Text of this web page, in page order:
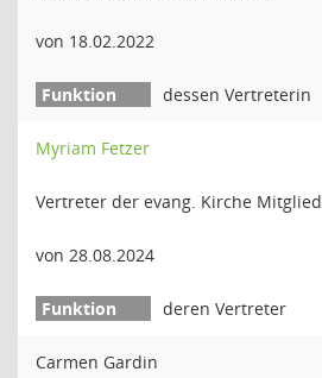
von 18.02.2022
dessen Vertreterin
Myriam Fetzer
Vertreter der evang. Kirche Mitglied
von 28.08.2024
deren Vertreter
Carmen Gardin